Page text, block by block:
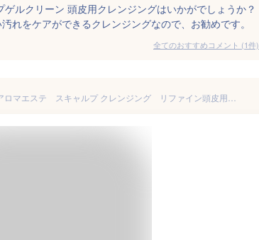
ルクリーン 頭皮用クレンジングはいかがでしょうか？
れをケアができるクレンジングなので、お勧めです。
全てのおすすめコメント (1件)